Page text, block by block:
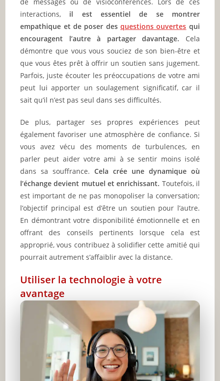
interactions, il est essentiel de se montrer
empathique et de poser desquestions ouvertes qui
encouragent l’autre à partager davantage. Cela
démontre que vous vous souciez de son bien-être et
que vous êtes prêt à offrir un soutien sans jugement.
Parfois, juste écouter les préoccupations de votre ami
peut lui apporter un soulagement significatif, car il
sait qu’il n’est pas seul dans ses difficultés.
De plus, partager ses propres expériences peut
également favoriser une atmosphère de confiance. Si
vous avez vécu des moments de turbulences, en
parler peut aider votre ami à se sentir moins isolé
dans sa souffrance.Cela crée une dynamique où
l’échange devient mutuel et enrichissant. Toutefois, il
est important de ne pas monopoliser la conversation;
l’objectif principal est d’être un soutien pour l’autre.
En démontrant votre disponibilité émotionnelle et en
offrant des conseils pertinents lorsque cela est
approprié, vous contribuez à solidifier cette amitié qui
pourrait autrement s’affaiblir avec la distance.
Utiliser la technologie à votre
avantage